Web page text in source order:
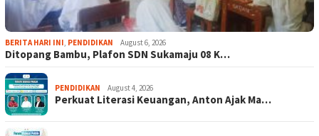
BERITA HARI INI, PENDIDIKAN August 6, 2026
Ditopang Bambu, Plafon SDN Sukamaju 08 K…
PENDIDIKAN August 4, 2026
Perkuat Literasi Keuangan, Anton Ajak Ma…